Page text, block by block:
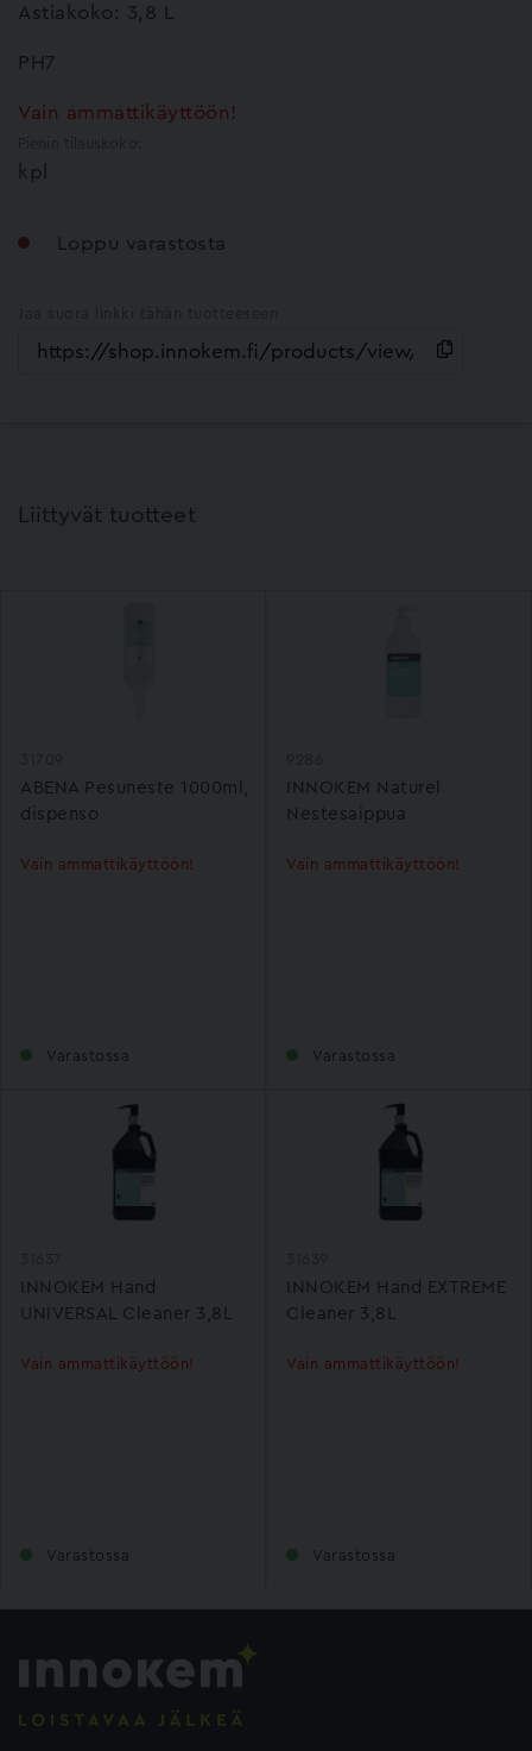
Astiakoko: 3,8 L
PH7
Vain ammattikäyttöön!
kpl
Loppu varastosta
Liittyvät tuotteet
ABENA Pesuneste 1000ml,
dispenso
Varastossa
Vain ammattikäyttöön!
INNOKEM Naturel
Nestesaippua
Varastossa
Vain ammattikäyttöön!
INNOKEM Hand
UNIVERSAL Cleaner 3,8L
Varastossa
Vain ammattikäyttöön!
INNOKEM Hand EXTREME
Cleaner 3,8L
Varastossa
Vain ammattikäyttöön!